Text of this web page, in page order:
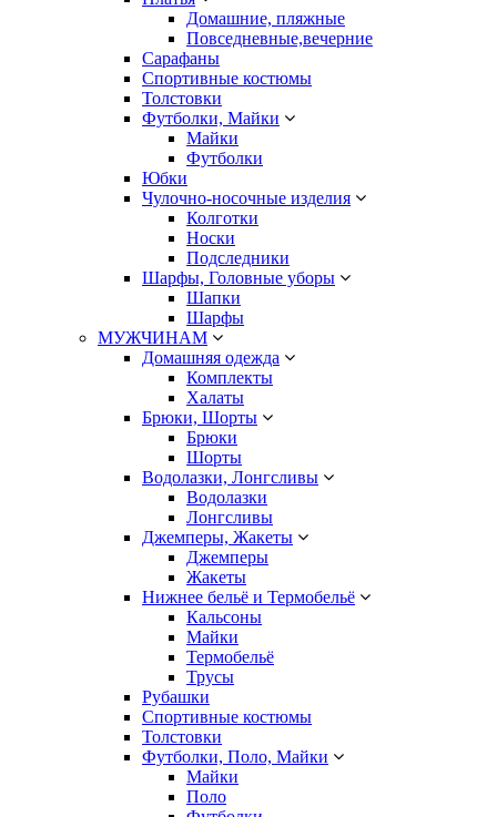
Домашние, пляжные
Повседневные,вечерние
Сарафаны
Спортивные костюмы
Толстовки
Футболки, Майки
Майки
Футболки
Юбки
Чулочно-носочные изделия
Колготки
Носки
Подследники
Шарфы, Головные уборы
Шапки
Шарфы
МУЖЧИНАМ
Домашняя одежда
Комплекты
Халаты
Брюки, Шорты
Брюки
Шорты
Водолазки, Лонгсливы
Водолазки
Лонгсливы
Джемперы, Жакеты
Джемперы
Жакеты
Нижнее бельё и Термобельё
Кальсоны
Майки
Термобельё
Трусы
Рубашки
Спортивные костюмы
Толстовки
Футболки, Поло, Майки
Майки
Поло